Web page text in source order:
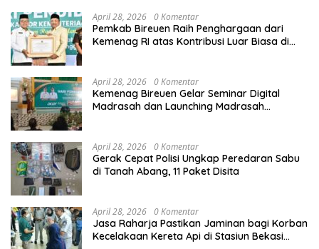
April 28, 2026 0 Komentar
Pemkab Bireuen Raih Penghargaan dari
Kemenag RI atas Kontribusi Luar Biasa di
April 28, 2026 0 Komentar
Kemenag Bireuen Gelar Seminar Digital
Madrasah dan Launching Madrasah
April 28, 2026 0 Komentar
Gerak Cepat Polisi Ungkap Peredaran Sabu
di Tanah Abang, 11 Paket Disita
April 28, 2026 0 Komentar
Jasa Raharja Pastikan Jaminan bagi Korban
Kecelakaan Kereta Api di Stasiun Bekasi